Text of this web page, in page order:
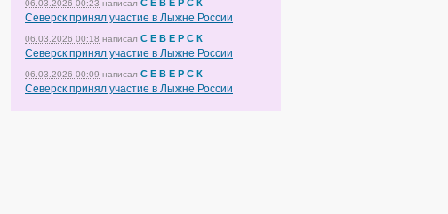
06.03.2026 00:23 написал С Е В Е Р С К
Северск принял участие в Лыжне России
06.03.2026 00:18 написал С Е В Е Р С К
Северск принял участие в Лыжне России
06.03.2026 00:09 написал С Е В Е Р С К
Северск принял участие в Лыжне России